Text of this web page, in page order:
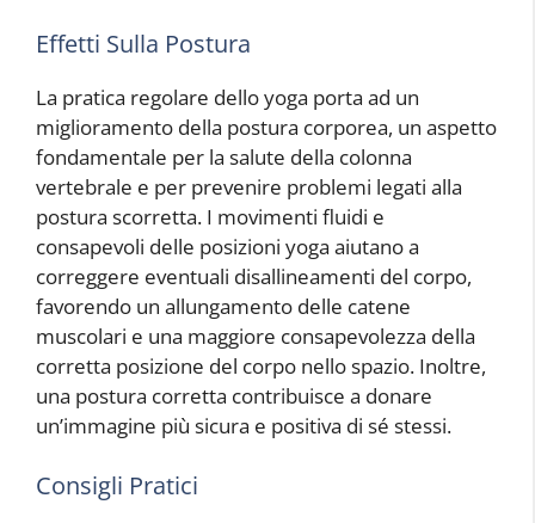
Effetti Sulla Postura
La pratica regolare dello yoga porta ad un
miglioramento della postura corporea, un aspetto
fondamentale per la salute della colonna
vertebrale e per prevenire problemi legati alla
postura scorretta. I movimenti fluidi e
consapevoli delle posizioni yoga aiutano a
correggere eventuali disallineamenti del corpo,
favorendo un allungamento delle catene
muscolari e una maggiore consapevolezza della
corretta posizione del corpo nello spazio. Inoltre,
una postura corretta contribuisce a donare
un’immagine più sicura e positiva di sé stessi.
Consigli Pratici